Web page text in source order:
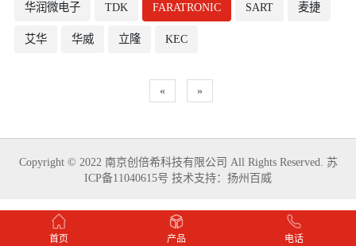
华润微电子 TDK FARATRONIC SART 麦捷
艾华 华威 立隆 KEC
« »
Copyright © 2022 南京创倍希科技有限公司 All Rights Reserved. 苏
ICP备11040615号 技术支持： 扬州百威
首页 产品 电话